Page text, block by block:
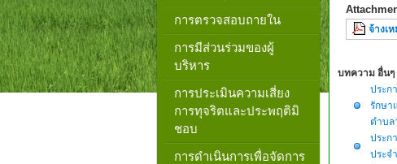
การตรวจสอบถายใน
การมีส่วนร่วมของผู้
บริหาร
การประเมินความเสี่ยง
การทุจริตและประพฤติมิ
ชอบ
การดำเนินการเพื่อจัดการ
จ้างเ
บทความ อื่นๆ
ประก
รักษา
ตำบล
ประก
ประจ